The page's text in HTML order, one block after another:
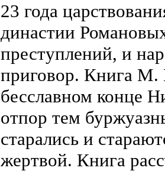
23 года
династии
преступлений, и
приговор. Книга М.
бесславном конце
отпор тем
старались и
жертвой. Книга